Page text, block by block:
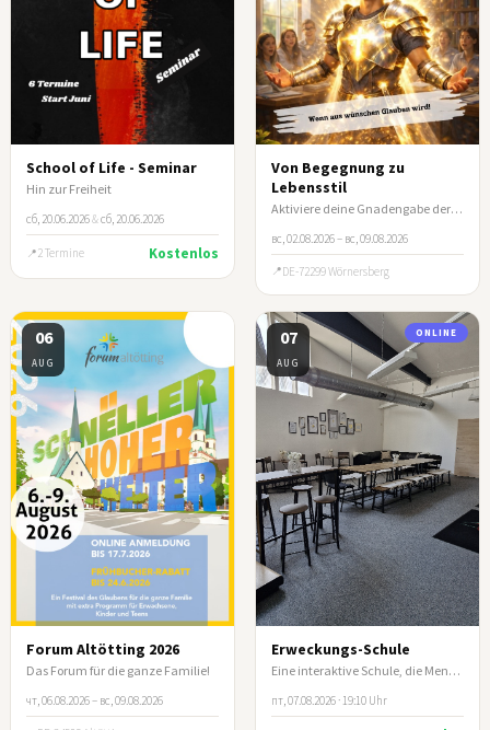
School of Life - Seminar
Hin zur Freiheit
сб, 20.06.2026&сб, 20.06.2026
2 Termine Kostenlos
Von Begegnung zu
Lebensstil
Aktiviere deine Gnadengabe der Prophetie und der Geisterunterscheidung
вс, 02.08.2026 – вс, 09.08.2026
DE-72299 Wörnersberg
06
AUG
Forum Altötting 2026
Das Forum für die ganze Familie!
чт, 06.08.2026 – вс, 09.08.2026
07
AUG
ONLINE
Erweckungs-Schule
Eine interaktive Schule, die Menschen befähigt, aus ihrer Identität in Christus zu leben.
пт, 07.08.2026 · 19:10 Uhr